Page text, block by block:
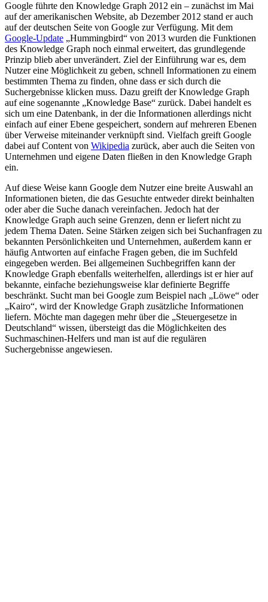
Google führte den Knowledge Graph 2012 ein – zunächst im Mai
auf der amerikanischen Website, ab Dezember 2012 stand er auch
auf der deutschen Seite von Google zur Verfügung. Mit dem
Google-Update „Hummingbird“ von 2013 wurden die Funktionen
des Knowledge Graph noch einmal erweitert, das grundlegende
Prinzip blieb aber unverändert. Ziel der Einführung war es, dem
Nutzer eine Möglichkeit zu geben, schnell Informationen zu einem
bestimmten Thema zu finden, ohne dass er sich durch die
Suchergebnisse klicken muss. Dazu greift der Knowledge Graph
auf eine sogenannte „Knowledge Base“ zurück. Dabei handelt es
sich um eine Datenbank, in der die Informationen allerdings nicht
einfach auf einer Ebene gespeichert, sondern auf mehreren Ebenen
über Verweise miteinander verknüpft sind. Vielfach greift Google
dabei auf Content von Wikipedia zurück, aber auch die Seiten von
Unternehmen und eigene Daten fließen in den Knowledge Graph
ein.
Auf diese Weise kann Google dem Nutzer eine breite Auswahl an
Informationen bieten, die das Gesuchte entweder direkt beinhalten
oder aber die Suche danach vereinfachen. Jedoch hat der
Knowledge Graph auch seine Grenzen, denn er liefert nicht zu
jedem Thema Daten. Seine Stärken zeigen sich bei Suchanfragen zu
bekannten Persönlichkeiten und Unternehmen, außerdem kann er
häufig Antworten auf einfache Fragen geben, die im Suchfeld
eingegeben werden. Bei allgemeinen Suchbegriffen kann der
Knowledge Graph ebenfalls weiterhelfen, allerdings ist er hier auf
bekannte, einfache beziehungsweise klar definierte Begriffe
beschränkt. Sucht man bei Google zum Beispiel nach „Löwe“ oder
„Kairo“, wird der Knowledge Graph zusätzliche Informationen
liefern. Möchte man dagegen mehr über die „Steuergesetze in
Deutschland“ wissen, übersteigt das die Möglichkeiten des
Suchmaschinen-Helfers und man ist auf die regulären
Suchergebnisse angewiesen.